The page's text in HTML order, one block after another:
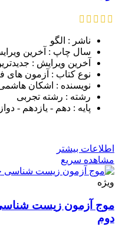
ناشر : الگو
سال چاپ : آخرین
آخرین ویرایش :
نوع کتاب : آزمون
نویسنده : اشکان
رشته : رشته تجربی
پایه : دهم - یازدهم -
اطلاعات بیشتر
مشاهده سریع
ویژه
موج آزمون زیست
دوم